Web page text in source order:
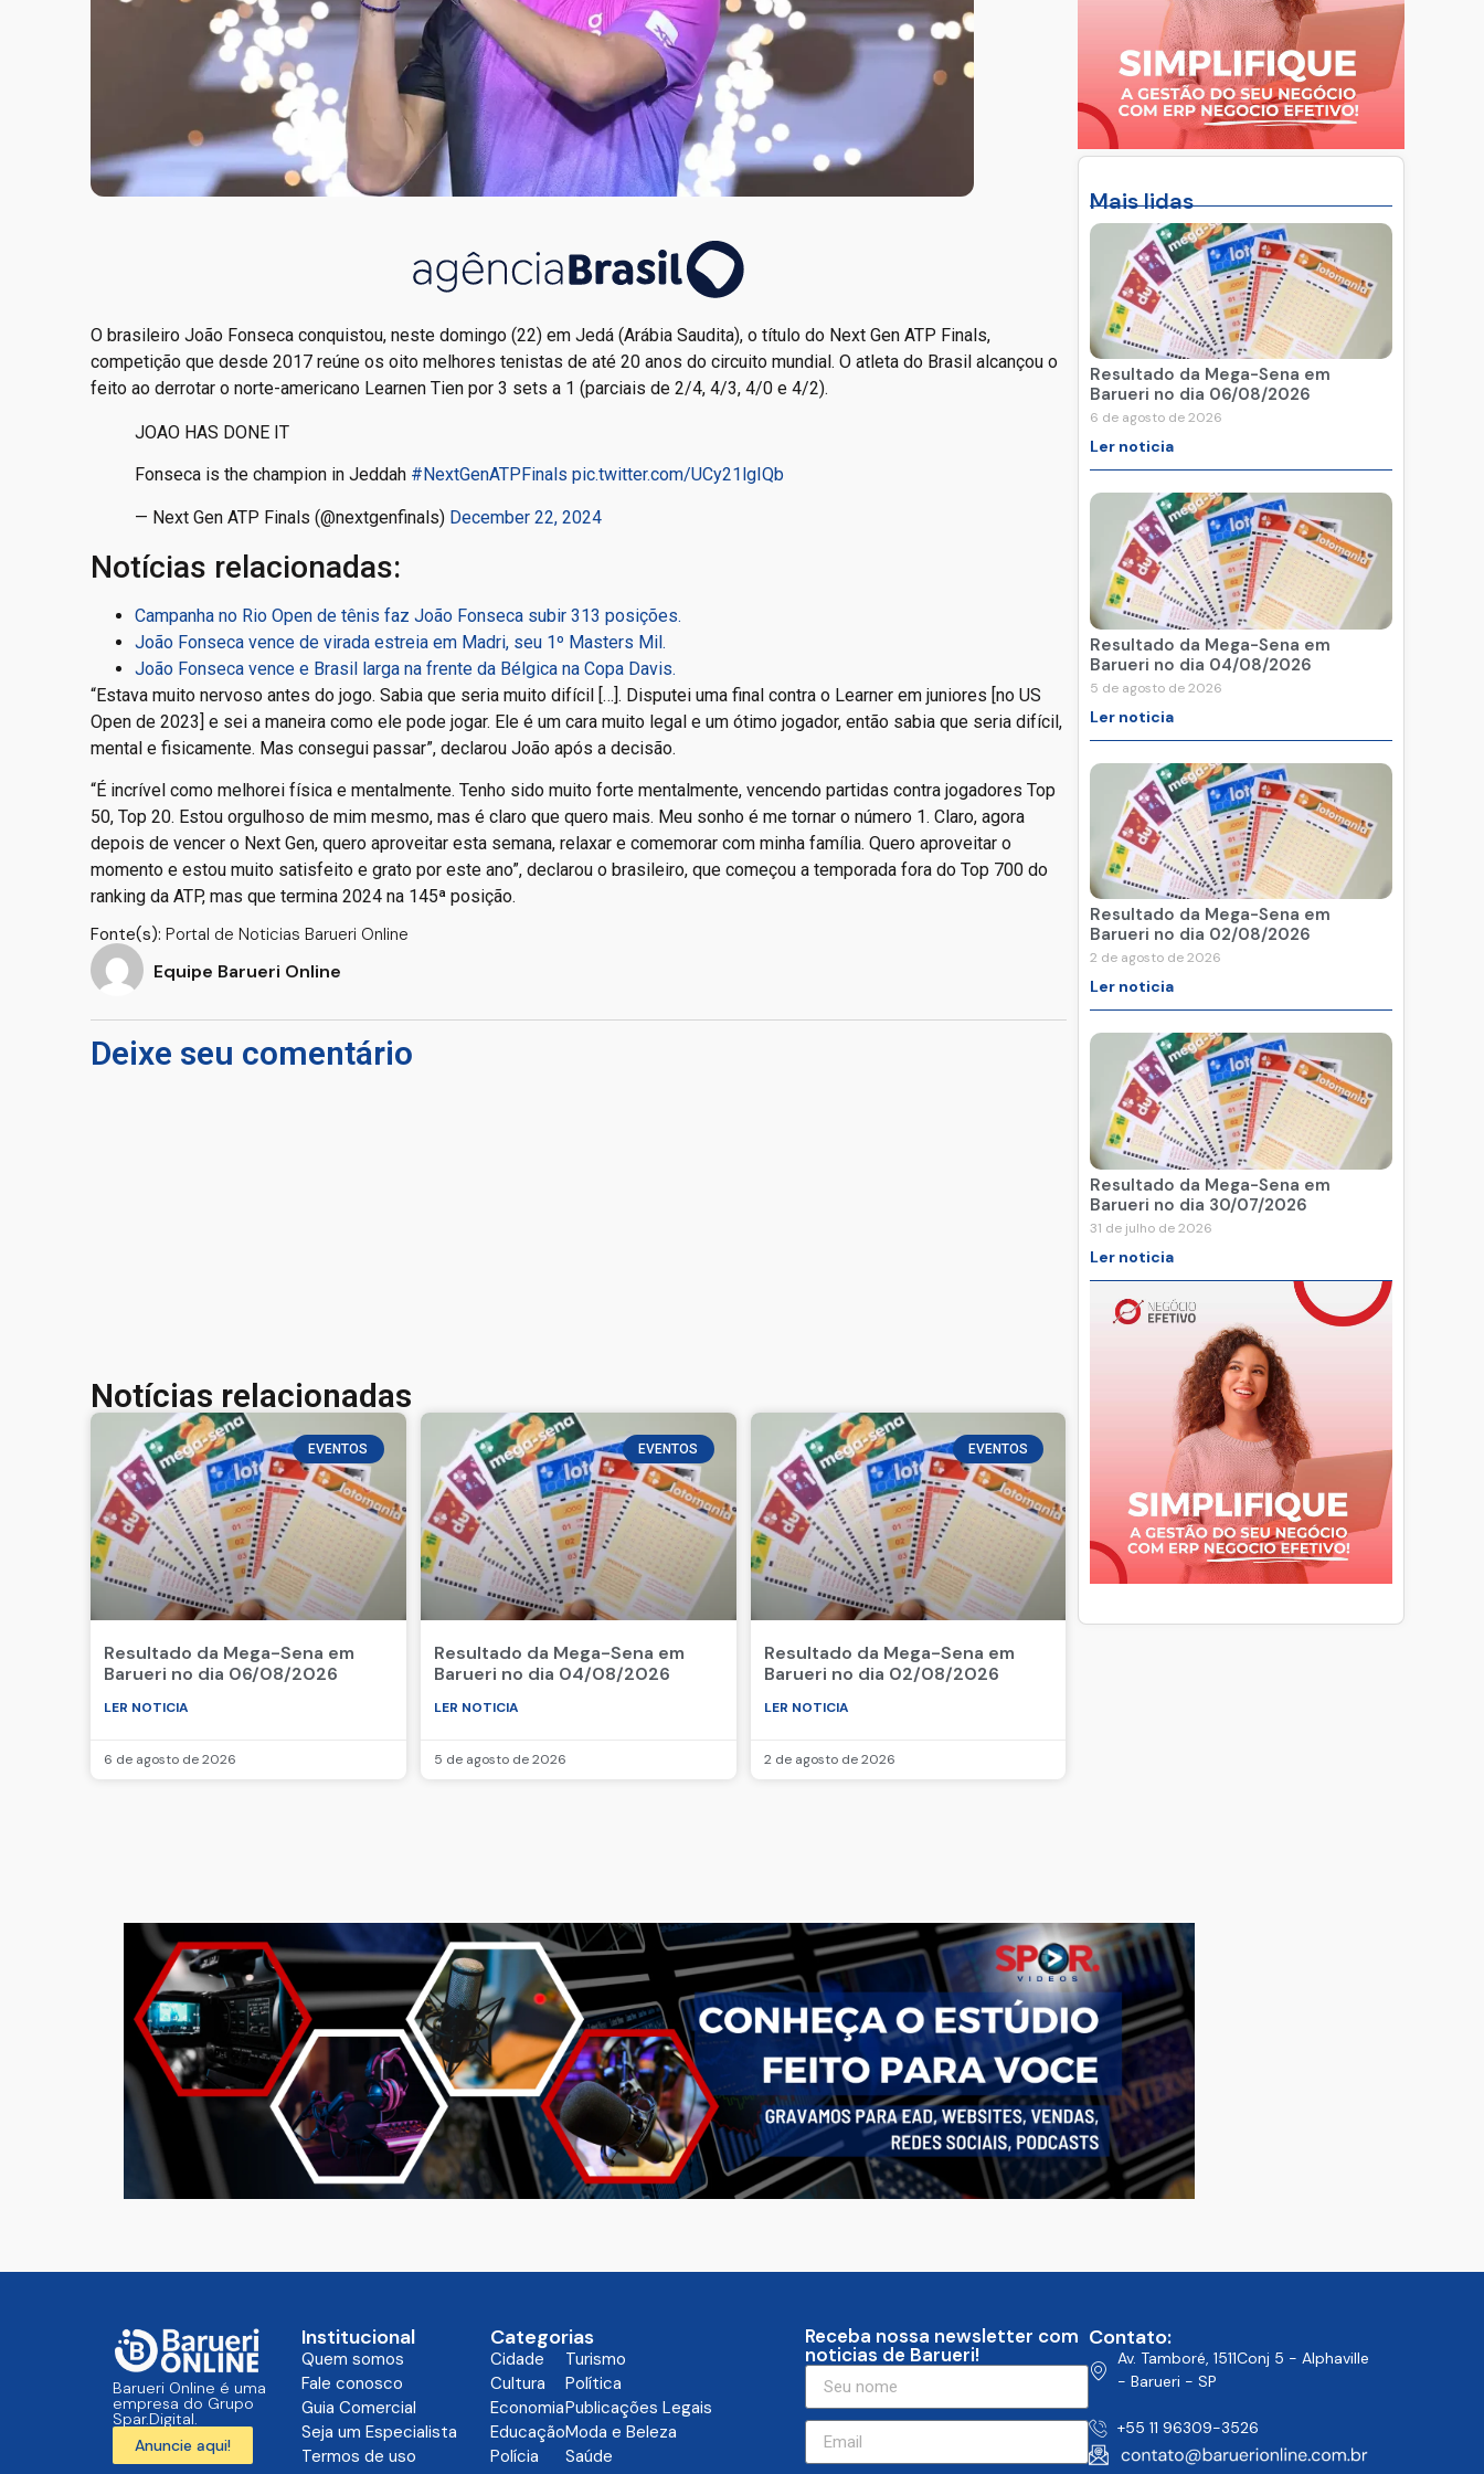
O brasileiro João Fonseca conquistou, neste domingo (22) em Jedá (Arábia Saudita), o título do Next Gen ATP Finals,
competição que desde 2017 reúne os oito melhores tenistas de até 20 anos do circuito mundial. O atleta do Brasil alcançou o
feito ao derrotar o norte-americano Learnen Tien por 3 sets a 1 (parciais de 2/4, 4/3, 4/0 e 4/2).
JOAO HAS DONE IT
Fonseca is the champion in Jeddah #NextGenATPFinals pic.twitter.com/UCy21lgIQb
— Next Gen ATP Finals (@nextgenfinals) December 22, 2024
Notícias relacionadas:
Campanha no Rio Open de tênis faz João Fonseca subir 313 posições.
João Fonseca vence de virada estreia em Madri, seu 1º Masters Mil.
João Fonseca vence e Brasil larga na frente da Bélgica na Copa Davis.
“Estava muito nervoso antes do jogo. Sabia que seria muito difícil […]. Disputei uma final contra o Learner em juniores [no US
Open de 2023] e sei a maneira como ele pode jogar. Ele é um cara muito legal e um ótimo jogador, então sabia que seria difícil,
mental e fisicamente. Mas consegui passar”, declarou João após a decisão.
“É incrível como melhorei física e mentalmente. Tenho sido muito forte mentalmente, vencendo partidas contra jogadores Top
50, Top 20. Estou orgulhoso de mim mesmo, mas é claro que quero mais. Meu sonho é me tornar o número 1. Claro, agora
depois de vencer o Next Gen, quero aproveitar esta semana, relaxar e comemorar com minha família. Quero aproveitar o
momento e estou muito satisfeito e grato por este ano”, declarou o brasileiro, que começou a temporada fora do Top 700 do
ranking da ATP, mas que termina 2024 na 145ª posição.
Fonte(s): Portal de Noticias Barueri Online
Equipe Barueri Online
Deixe seu comentário
Notícias relacionadas
EVENTOS
Resultado da Mega-Sena em
Barueri no dia 06/08/2026
LER NOTICIA
6 de agosto de 2026
EVENTOS
Resultado da Mega-Sena em
Barueri no dia 04/08/2026
LER NOTICIA
5 de agosto de 2026
EVENTOS
Resultado da Mega-Sena em
Barueri no dia 02/08/2026
LER NOTICIA
2 de agosto de 2026
Mais lidas
Resultado da Mega-Sena em
Barueri no dia 06/08/2026
6 de agosto de 2026
Ler noticia
Resultado da Mega-Sena em
Barueri no dia 04/08/2026
5 de agosto de 2026
Ler noticia
Resultado da Mega-Sena em
Barueri no dia 02/08/2026
2 de agosto de 2026
Ler noticia
Resultado da Mega-Sena em
Barueri no dia 30/07/2026
31 de julho de 2026
Ler noticia
Barueri Online é uma
empresa do Grupo
Spar.Digital.
Anuncie aqui!
Institucional
Quem somos
Fale conosco
Guia Comercial
Seja um Especialista
Termos de uso
Categorias
Cidade
Cultura
Economia
Educação
Polícia
Turismo
Política
Publicações Legais
Moda e Beleza
Saúde
Receba nossa newsletter com
noticias de Barueri!
Contato:
Av. Tamboré, 1511Conj 5 - Alphaville
- Barueri - SP
+55 11 96309-3526